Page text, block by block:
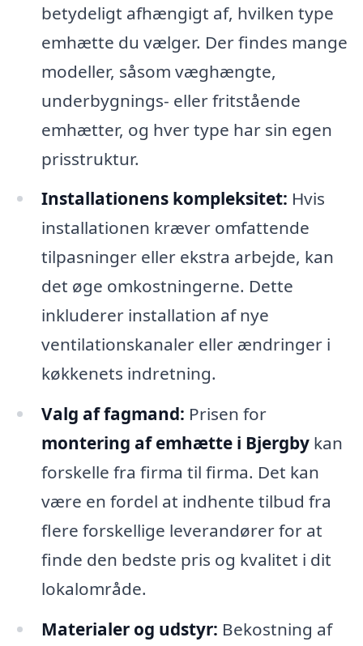
betydeligt afhængigt af, hvilken type
emhætte du vælger. Der findes mange
modeller, såsom væghængte,
underbygnings- eller fritstående
emhætter, og hver type har sin egen
prisstruktur.
Installationens kompleksitet: Hvis
installationen kræver omfattende
tilpasninger eller ekstra arbejde, kan
det øge omkostningerne. Dette
inkluderer installation af nye
ventilationskanaler eller ændringer i
køkkenets indretning.
Valg af fagmand: Prisen for
montering af emhætte i Bjergbykan
forskelle fra firma til firma. Det kan
være en fordel at indhente tilbud fra
flere forskellige leverandører for at
finde den bedste pris og kvalitet i dit
lokalområde.
Materialer og udstyr: Bekostning af